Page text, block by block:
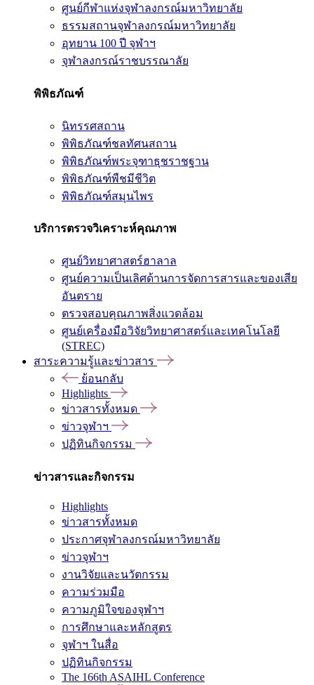
ศูนย์กีฬาแห่งจุฬาลงกรณ์มหาวิทยาลัย
ธรรมสถานจุฬาลงกรณ์มหาวิทยาลัย
อุทยาน 100 ปี จุฬาฯ
จุฬาลงกรณ์ราชบรรณาลัย
พิพิธภัณฑ์
นิทรรศสถาน
พิพิธภัณฑ์ชลทัศนสถาน
พิพิธภัณฑ์พระจุฑาธุชราชฐาน
พิพิธภัณฑ์พืชมีชีวิต
พิพิธภัณฑ์สมุนไพร
บริการตรวจวิเคราะห์คุณภาพ
ศูนย์วิทยาศาสตร์ฮาลาล
ศูนย์ความเป็นเลิศด้านการจัดการสารและของเสีย
อันตราย
ตรวจสอบคุณภาพสิ่งแวดล้อม
ศูนย์เครื่องมือวิจัยวิทยาศาสตร์และเทคโนโลยี
(STREC)
สาระความรู้และข่าวสาร
ย้อนกลับ
Highlights
ข่าวสารทั้งหมด
ข่าวจุฬาฯ
ปฏิทินกิจกรรม
ข่าวสารและกิจกรรม
Highlights
ข่าวสารทั้งหมด
ประกาศจุฬาลงกรณ์มหาวิทยาลัย
ข่าวจุฬาฯ
งานวิจัยและนวัตกรรม
ความร่วมมือ
ความภูมิใจของจุฬาฯ
การศึกษาและหลักสูตร
จุฬาฯ ในสื่อ
ปฏิทินกิจกรรม
The 166th ASAIHL Conference